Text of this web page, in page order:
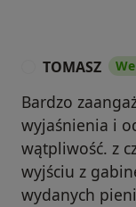
TOMASZ
Bardzo
wyjaśnienia i
wątpliwość. z
wyjściu z
wydanych